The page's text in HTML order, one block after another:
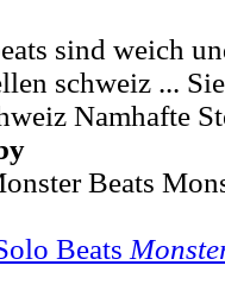
sind weich
schweiz ...
Namhafte
Beats
Beats